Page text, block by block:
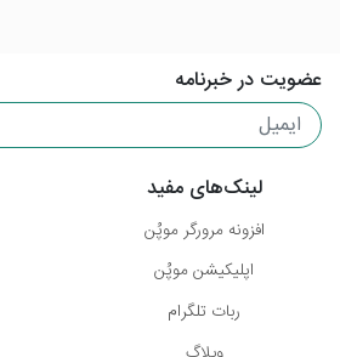
عضویت در خبرنامه
لینک‌های مفید
افزونه مرورگر موپُن
اپلیکیشن موپُن
ربات تلگرام